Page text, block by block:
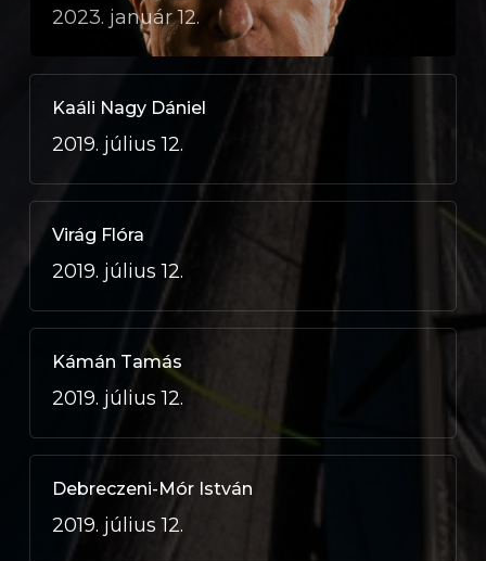
2023. január 12.
Kaáli Nagy Dániel
2019. július 12.
Virág Flóra
2019. július 12.
Kámán Tamás
2019. július 12.
Debreczeni-Mór István
2019. július 12.